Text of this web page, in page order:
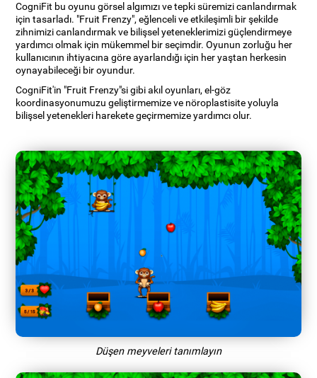
CogniFit bu oyunu görsel algımızı ve tepki süremizi canlandırmak
için tasarladı. "Fruit Frenzy", eğlenceli ve etkileşimli bir şekilde
zihnimizi canlandırmak ve bilişsel yeteneklerimizi güçlendirmeye
yardımcı olmak için mükemmel bir seçimdir. Oyunun zorluğu her
kullanıcının ihtiyacına göre ayarlandığı için her yaştan herkesin
oynayabileceği bir oyundur.
CogniFit'in "Fruit Frenzy"si gibi akıl oyunları, el-göz
koordinasyonumuzu geliştirmemize ve nöroplastisite yoluyla
bilişsel yetenekleri harekete geçirmemize yardımcı olur.
Düşen meyveleri tanımlayın